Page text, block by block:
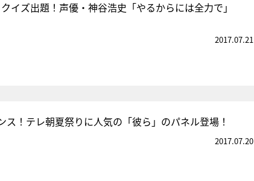
イズ出題！声優・神谷浩史「やるからには全力で」
2017.07.21
ス！テレ朝夏祭りに人気の「彼ら」のパネル登場！
2017.07.20